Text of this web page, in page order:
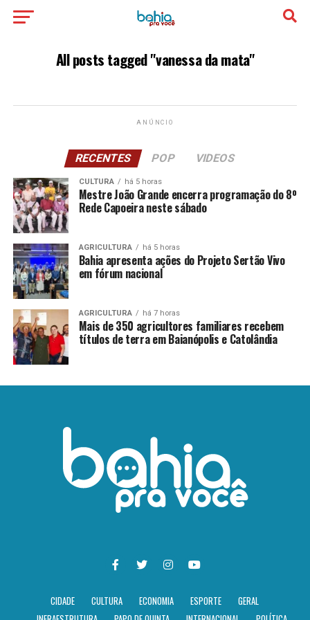
All posts tagged "vanessa da mata"
ANÚNCIO
RECENTES POP VIDEOS
CULTURA há 5 horas
Mestre João Grande encerra programação do 8º
Rede Capoeira neste sábado
AGRICULTURA há 5 horas
Bahia apresenta ações do Projeto Sertão Vivo
em fórum nacional
AGRICULTURA há 7 horas
Mais de 350 agricultores familiares recebem
títulos de terra em Baianópolis e Catolândia
CIDADE CULTURA ECONOMIA ESPORTE
GERAL